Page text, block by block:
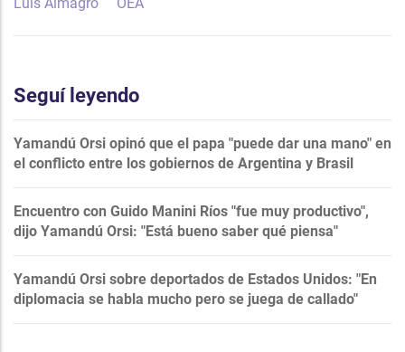
Seguí leyendo
Yamandú Orsi opinó que el papa "puede dar una mano" en
el conflicto entre los gobiernos de Argentina y Brasil
Encuentro con Guido Manini Ríos "fue muy productivo",
dijo Yamandú Orsi: "Está bueno saber qué piensa"
Yamandú Orsi sobre deportados de Estados Unidos: "En
diplomacia se habla mucho pero se juega de callado"